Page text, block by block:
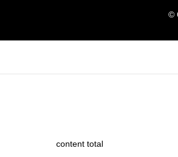
©
content total